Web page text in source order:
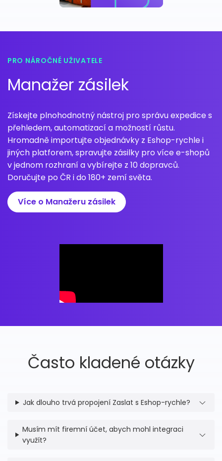
PRO NÁROČNÉ UŽIVATELE
Manažer zásilek
Získejte plnohodnotný nástroj pro správu expedice s
přehledem, automatizací a možností růstu.
Hromadně importujte objednávky z Eshop-rychle i
jiných platforem, spravujte zásilky pro více e-shopů
v jednom rozhraní a vybírejte z 10 dopravců.
Doručujte po ČR i do 180+ zemí světa.
Více o Manažeru zásilek
Často kladené otázky
Jak dlouho trvá propojení Zaslat s Eshop-rychle?
Musím mít firemní účet, abych mohl integraci
využít?